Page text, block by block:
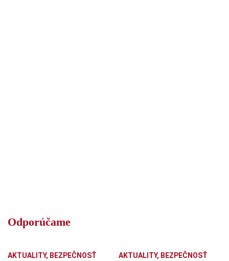
Odporúčame
AKTUALITY, BEZPEČNOSŤ AKTUALITY, BEZPEČNOSŤ